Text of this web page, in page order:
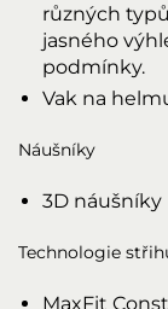
různých
jasného
podmínky.
Vak na
Náušníky
3D náušníky
Technologie
MaxFit